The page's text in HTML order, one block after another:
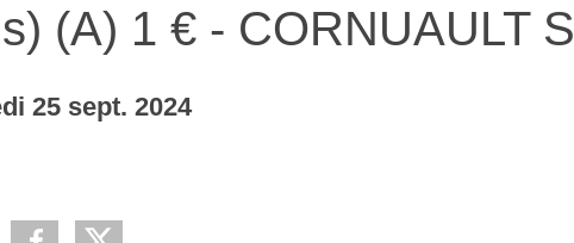
(A) 1 € - CORNUAULT S
25 sept. 2024